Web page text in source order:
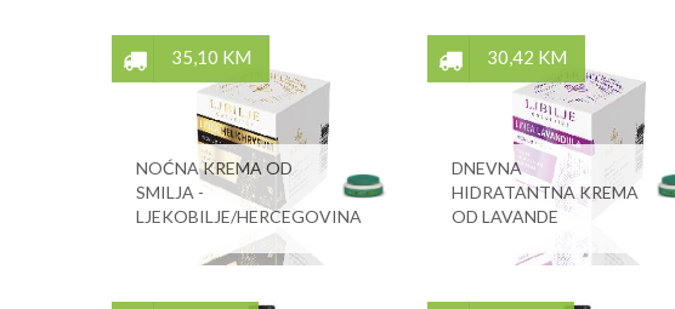
35,10 KM
NOĆNA KREMA OD
SMILJA -
LJEKOBILJE/HERCEGOVINA
30,42 KM
DNEVNA
HIDRATANTNA KREMA
OD LAVANDE